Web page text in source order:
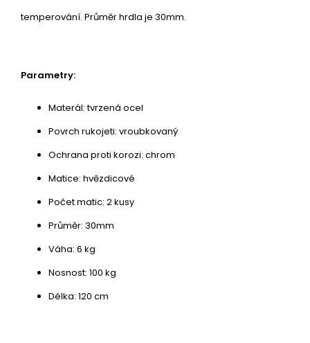
temperování. Průměr hrdla je 30mm.
Parametry:
Materál: tvrzená ocel
Povrch rukojeti: vroubkovaný
Ochrana proti korozi: chrom
Matice: hvězdicové
Počet matic: 2 kusy
Průměr: 30mm
Váha: 6 kg
Nosnost: 100 kg
Délka: 120 cm